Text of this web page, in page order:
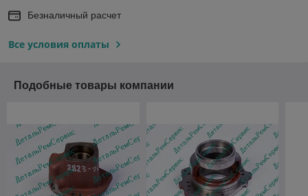
Безналичный расчет
Все условия оплаты
Подобные товары компании